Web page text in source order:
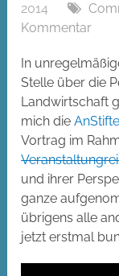
2014
Kommentar
In
Stelle über die
Landwirtschaft
mich die
Vortrag im
und ihrer
ganze
übrigens alle
jetzt erstmal